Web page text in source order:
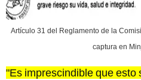
Artículo 31 del Reglamento de la
captura en
"Es imprescindible que esto